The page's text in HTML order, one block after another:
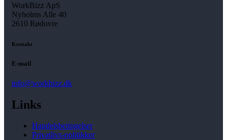
WorkBizz ApS
Nyholms Alle 40
2610 Rødovre
Kontakt
E-mail
info@workbizz.dk
Links
Handelsbetingelser
Privatlivs-politikker